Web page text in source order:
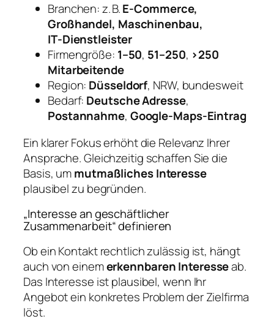
Branchen: z. B.E‑Commerce,
Großhandel, Maschinenbau,
IT‑Dienstleister
Firmengröße: 1–50, 51–250, >250
Mitarbeitende
Region: Düsseldorf, NRW, bundesweit
Bedarf: Deutsche Adresse,
Postannahme, Google‑Maps‑Eintrag
Ein klarer Fokus erhöht die Relevanz Ihrer
Ansprache. Gleichzeitig schaffen Sie die
Basis, ummutmaßliches Interesse
plausibel zu begründen.
„Interesse an geschäftlicher
Zusammenarbeit“ definieren
Ob ein Kontakt rechtlich zulässig ist, hängt
auch von einemerkennbaren Interesseab.
Das Interesse ist plausibel, wenn Ihr
Angebot ein konkretes Problem der Zielfirma
löst.